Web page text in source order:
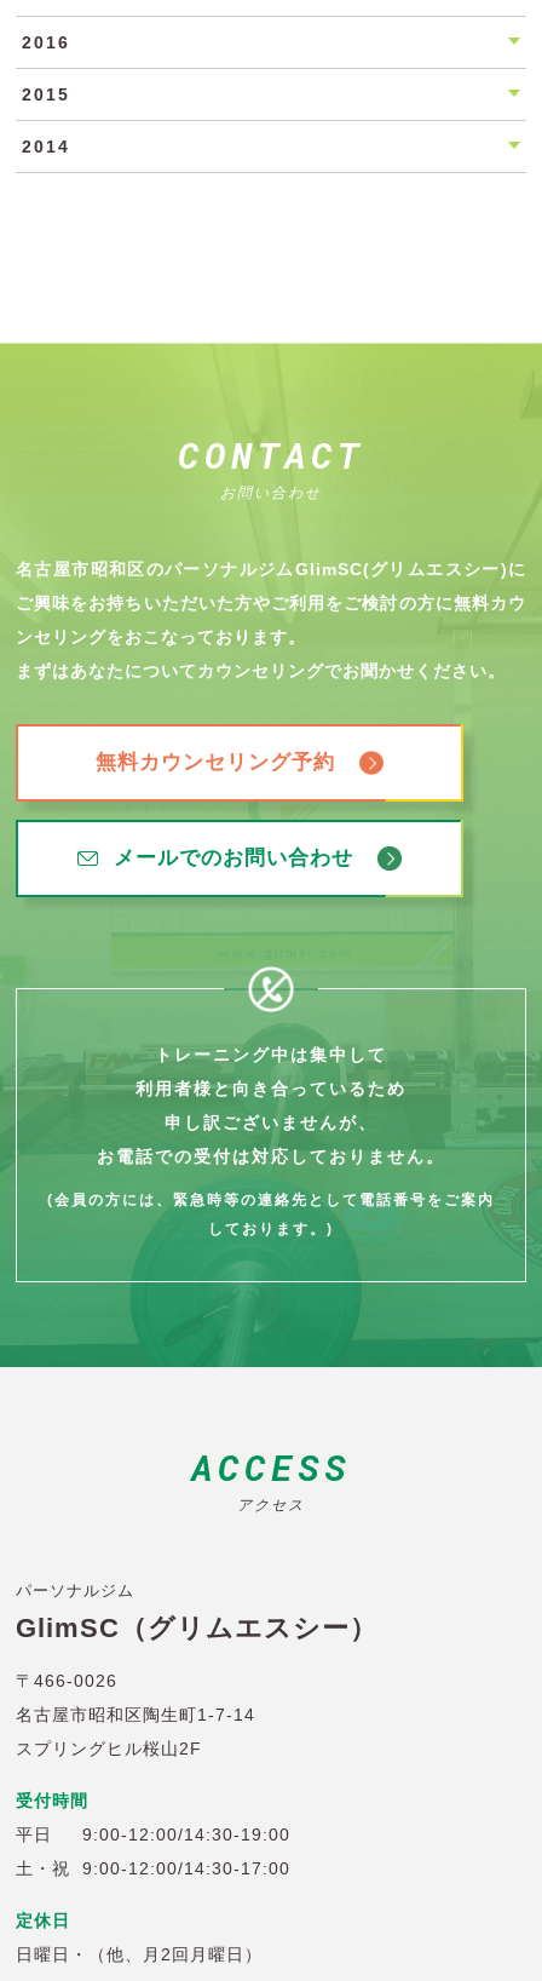
2016
2015
2014
CONTACT
お問い合わせ
名古屋市昭和区のパーソナルジムGlimSC(グリムエスシー)に
ご興味をお持ちいただいた方やご利用をご検討の方に無料カウ
ンセリングをおこなっております。
まずはあなたについてカウンセリングでお聞かせください。
無料カウンセリング予約
メールでのお問い合わせ
トレーニング中は集中して
利用者様と向き合っているため
申し訳ございませんが、
お電話での受付は対応しておりません。
(会員の方には、緊急時等の連絡先として電話番号をご案内
しております。)
ACCESS
アクセス
パーソナルジム
GlimSC（グリムエスシー）
〒466-0026
名古屋市昭和区陶生町1-7-14
スプリングヒル桜山2F
受付時間
平日
9:00-12:00/14:30-19:00
土・祝
9:00-12:00/14:30-17:00
定休日
日曜日・（他、月2回月曜日）